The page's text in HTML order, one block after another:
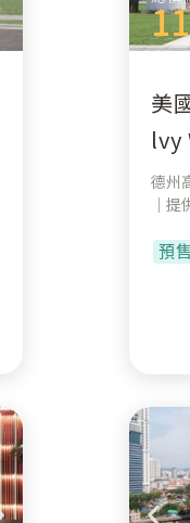
美
lvy
德州
｜
預